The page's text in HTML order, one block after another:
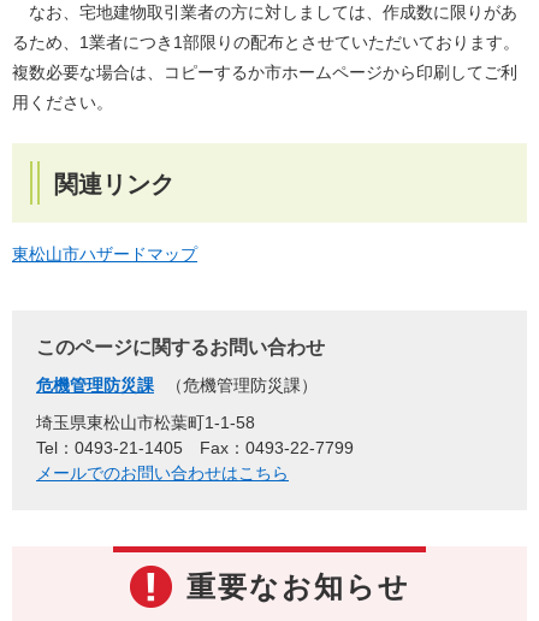
なお、宅地建物取引業者の方に対しましては、作成数に限りがあ
るため、1業者につき1部限りの配布とさせていただいております。
複数必要な場合は、コピーするか市ホームページから印刷してご利
用ください。
関連リンク
東松山市ハザードマップ
このページに関するお問い合わせ
危機管理防災課
危機管理防災課
埼玉県東松山市松葉町1-1-58
Tel：0493-21-1405
Fax：0493-22-7799
メールでのお問い合わせはこちら
重要なお知らせ